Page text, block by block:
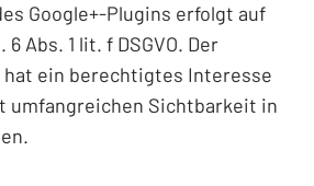
Google+-Plugins erfolgt auf
Abs. 1 lit. f DSGVO. Der
ein berechtigtes Interesse
umfangreichen Sichtbarkeit in